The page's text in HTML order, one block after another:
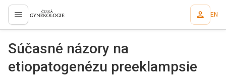
proLékaře.cz EN
Súčasné názory na
etiopatogenézu preeklampsie